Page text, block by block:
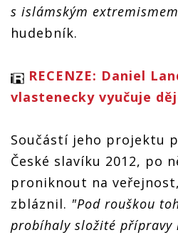
s islámským
hudebník.
RECENZE: Daniel
vlastenecky vyučuje
Součástí jeho projektu
České slavíku 2012, po
proniknout na
zbláznil. "Pod rouškou
probíhaly složité přípravy